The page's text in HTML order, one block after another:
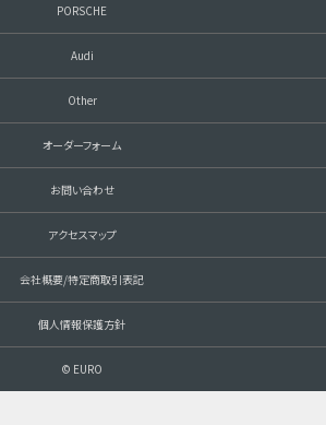
PORSCHE
Audi
Other
オーダーフォーム
お問い合わせ
アクセスマップ
会社概要/特定商取引表記
個人情報保護方針
© EURO